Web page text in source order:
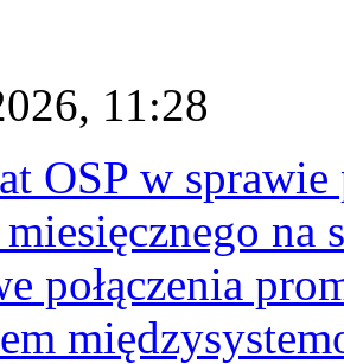
11:28
OSP w sprawie
połączenia